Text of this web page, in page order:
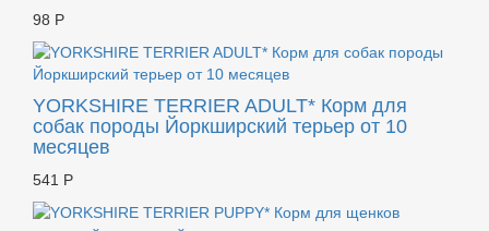
98 Р
YORKSHIRE TERRIER ADULT* Корм для
собак породы Йоркширский терьер от 10
месяцев
541 Р